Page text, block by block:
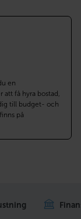
en
att få hyra bostad,
till budget- och
på